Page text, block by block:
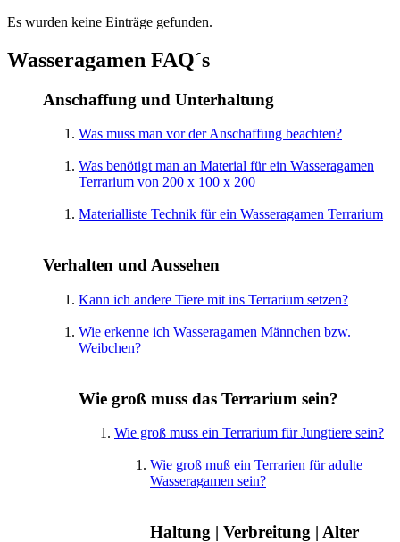
Es wurden keine Einträge gefunden.
Wasseragamen FAQ´s
Anschaffung und Unterhaltung
Was muss man vor der Anschaffung beachten?
Was benötigt man an Material für ein Wasseragamen
Terrarium von 200 x 100 x 200
Materialliste Technik für ein Wasseragamen Terrarium
Verhalten und Aussehen
Kann ich andere Tiere mit ins Terrarium setzen?
Wie erkenne ich Wasseragamen Männchen bzw.
Weibchen?
Wie groß muss das Terrarium sein?
Wie groß muss ein Terrarium für Jungtiere sein?
Wie groß muß ein Terrarien für adulte
Wasseragamen sein?
Haltung | Verbreitung | Alter